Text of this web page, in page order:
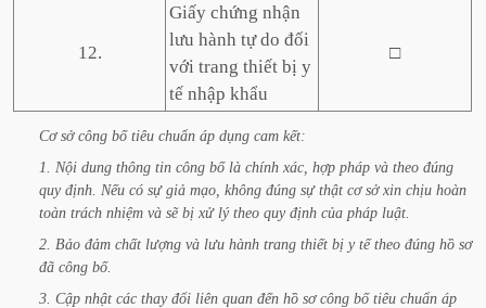
12.
Giấy chứng nhận
lưu hành tự do đối
với trang thiết bị y
tế nhập khẩu
□
Cơ sở công bố tiêu chuẩn áp dụng cam kết:
1.
Nội dung thông tin công bố là chính xác, hợp pháp và theo đúng
quy định. Nếu có sự giả mạo, không đúng sự thật cơ sở xin chịu hoàn
toàn trách nhiệm và sẽ bị xử lý theo quy định của pháp luật.
2. Bảo đảm chất lượng và lưu hành trang thiết bị y tế theo đúng hồ sơ
đã công bố.
3. Cập nhật các thay đổi liên quan đến hồ sơ công bố tiêu chuẩn áp